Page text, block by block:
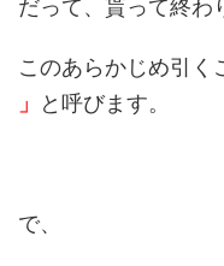
だって、貰って終わ
このあらかじめ引く
」
と呼びます。
で、